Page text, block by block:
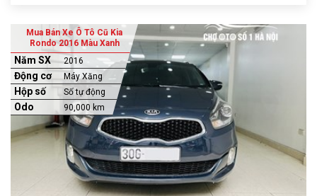
Mua Bán Xe Ô Tô Cũ Kia
Rondo 2016 Màu Xanh
Năm SX 2016
Động cơ Máy Xăng
Hộp số Số tự động
Odo 90,000 km